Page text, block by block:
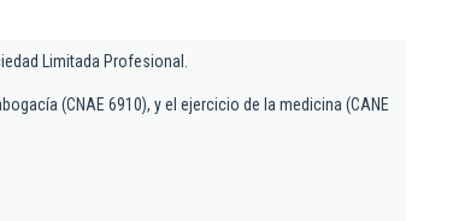
Limitada Profesional.
(CNAE 6910), y el ejercicio de la medicina (CANE